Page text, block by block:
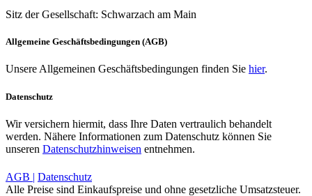
Sitz der Gesellschaft: Schwarzach am Main
Allgemeine Geschäftsbedingungen (AGB)
Unsere Allgemeinen Geschäftsbedingungen finden Sie hier.
Datenschutz
Wir versichern hiermit, dass Ihre Daten vertraulich behandelt
werden. Nähere Informationen zum Datenschutz können Sie
unseren Datenschutzhinweisen entnehmen.
AGB | Datenschutz
Alle Preise sind Einkaufspreise und ohne gesetzliche Umsatzsteuer.